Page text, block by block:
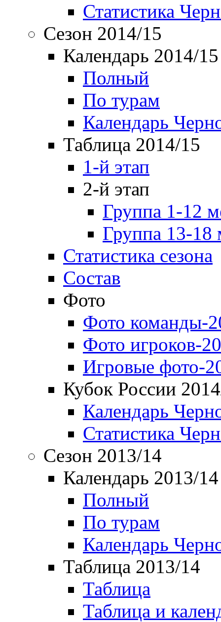
Статистика
Сезон 2014/15
Календарь 2014/15
Полный
По турам
Календарь
Таблица 2014/15
1-й этап
2-й этап
Группа 1-12
Группа 13-18
Статистика сезона
Состав
Фото
Фото команды-
Фото игроков-
Игровые фото-
Кубок России
Календарь
Статистика
Сезон 2013/14
Календарь 2013/14
Полный
По турам
Календарь
Таблица 2013/14
Таблица
Таблица и